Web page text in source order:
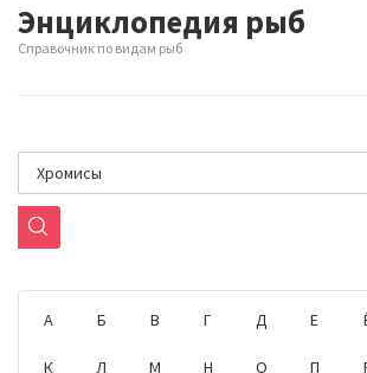
Энциклопедия рыб
Справочник по видам рыб
А Б В Г Д Е
К Л М Н О П